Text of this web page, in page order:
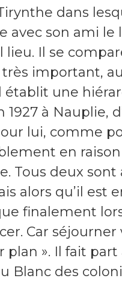
dans
avec son ami le
lieu. Il se
important,
une
1927 à Nauplie,
lui, comme
en
Tous deux sont
alors qu’il est
finalement
Car
». Il fait
Blanc des